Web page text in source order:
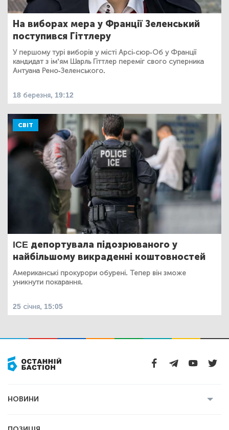
На виборах мера у Франції Зеленський
поступився Гіттлеру
У першому турі виборів у місті Арсі-сюр-Об у Франції
кандидат з ім’ям Шарль Гіттлер переміг свого суперника
Антуана Рено-Зеленського.
18 березня, 19:12
СВІТ
ICE депортувала підозрюваного у
найбільшому викраденні коштовностей
Американські прокурори обурені. Тепер він зможе
уникнути покарання.
25 січня, 15:05
НОВИНИ